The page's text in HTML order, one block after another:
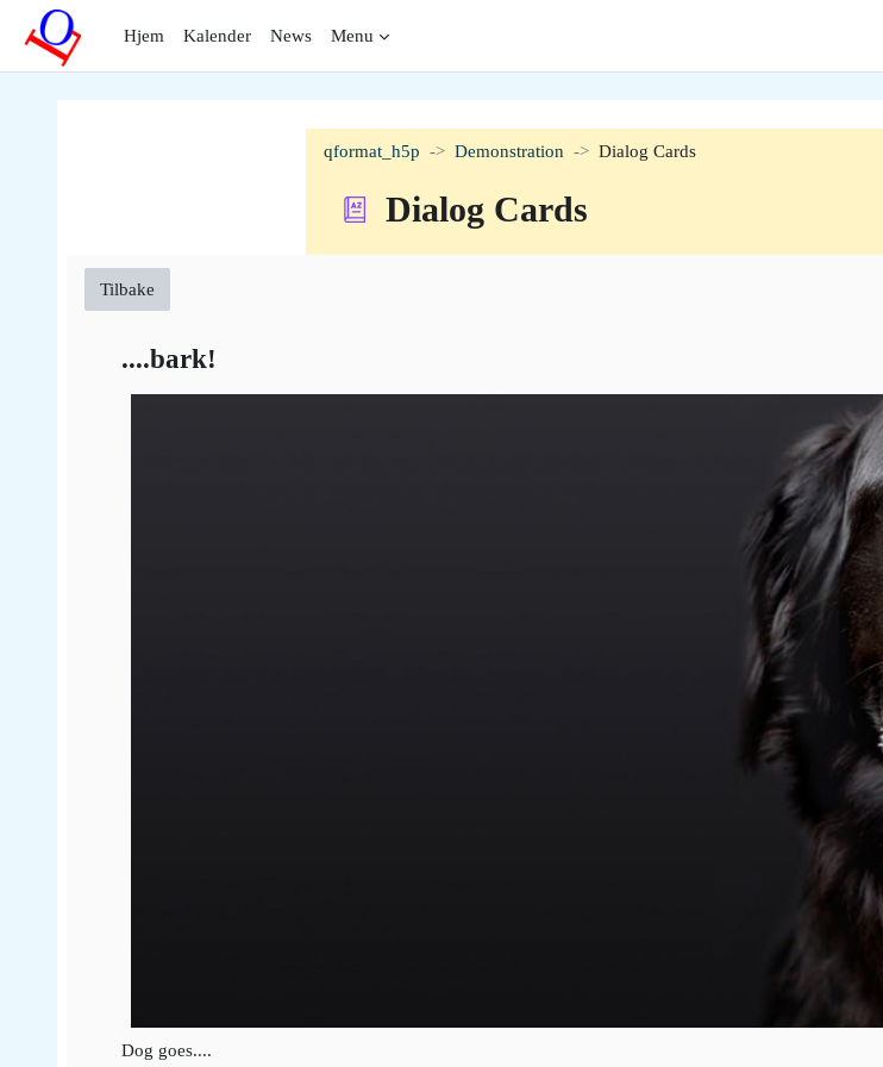
Gå til hovedinnhold
Hjem
Kalender News Menu
qformat_h5p Demonstration Dialog Cards
Dialog Cards
Tilbake
....bark!
Dog goes....